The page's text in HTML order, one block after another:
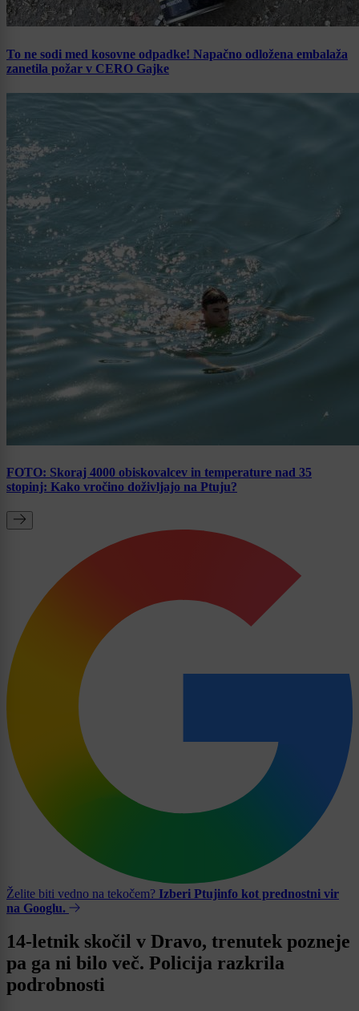
To ne sodi med kosovne odpadke! Napačno odložena embalaža
zanetila požar v CERO Gajke
FOTO: Skoraj 4000 obiskovalcev in temperature nad 35
stopinj: Kako vročino doživljajo na Ptuju?
Želite biti vedno na tekočem? Izberi Ptujinfo kot prednostni vir
na Googlu.
14-letnik skočil v Dravo, trenutek pozneje
pa ga ni bilo več. Policija razkrila
podrobnosti